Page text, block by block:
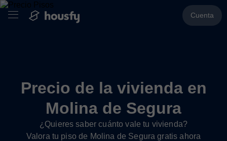
Cuenta
Precio de la vivienda en
Molina de Segura
¿Quieres saber cuánto vale tu vivienda?
Valora tu piso de Molina de Segura gratis ahora